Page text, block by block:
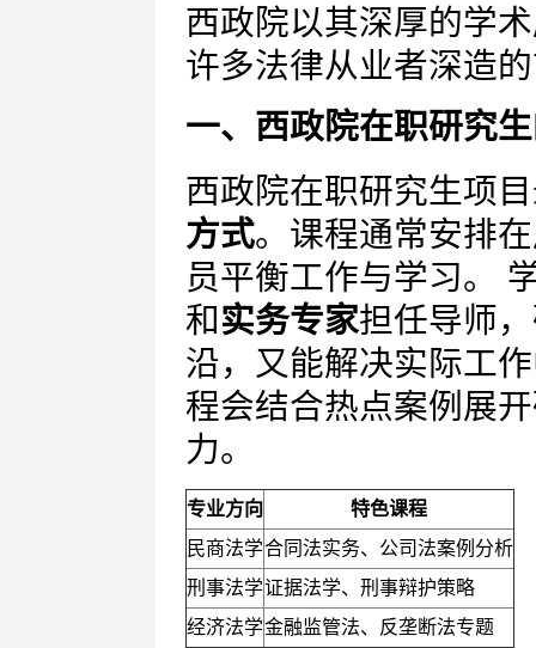
西政院以其深厚的学
许多法律从业者深造
一、西政院在职研究
西政院在职研究生项
方式。课程通常安排
员平衡工作与学习。
和 实务专家担任导师
沿，又能解决实际工
程会结合热点案例展
力。
专业方向
特色课程
民商法学合同法实务、公司法案例分析
刑事法学证据法学、刑事辩护策略
经济法学金融监管法、反垄断法专题